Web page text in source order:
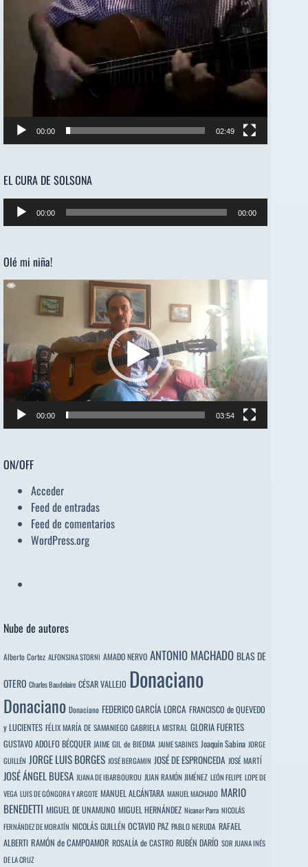
00:00 02:49
EL CURA DE SOLSONA
Reproductor
de
00:00 00:00
Olé mi niña!
Reproductor
00:00 03:54
ON/OFF
Acceder
Feed de entradas
Feed de comentarios
WordPress.org
Nube de autores
Alberto Cortez ALFONSINA STORNI AMADO NERVO ANTONIO MACHADO BLAS DE
OTERO Charles Baudelaire CÉSAR VALLEJO Donaciano
Donaciano Donaciano FEDERICO GARCÍA LORCA FRANCISCO de QUEVEDO
y LUCIENTES FÉLIX MARÍA DE SAMANIEGO GABRIELA MISTRAL GLORIA FUERTES
GUSTAVO ADOLFO BÉCQUER JAIME GIL de BIEDMA JAIME SABINES Joaquín Sabina JORGE
GUILLÉN JORGE LUIS BORGES JOSÉ BERGAMIN JOSÉ DE ESPRONCEDA JOSÉ MARTÍ
JOSÉ ÁNGEL BUESA JUANA DE IBARBOUROU JUAN RAMÓN JIMÉNEZ LEÓN FELIPE LOPE DE
VEGA LUIS DE GÓNGORA Y ARGOTE MANUEL ALCÁNTARA MANUEL MACHADO MARIO
BENEDETTI MIGUEL DE UNAMUNO MIGUEL HERNÁNDEZ Nicanor Parra NICOLÁS
FERNÁNDEZ DE MORATÍN NICOLÁS GUILLÉN OCTAVIO PAZ PABLO NERUDA RAFAEL
ALBERTI RAMÓN de CAMPOAMOR ROSALÍA de CASTRO RUBÉN DARÍO SOR JUANA INÉS
DE LA CRUZ